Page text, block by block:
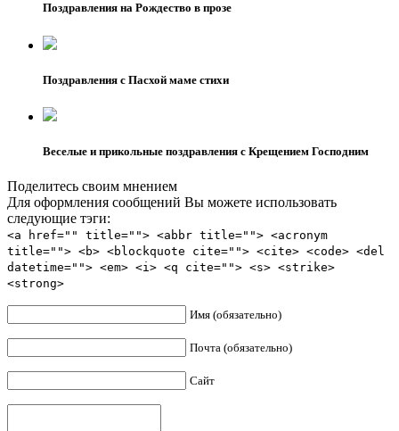
Поздравления на Рождество в прозе
Поздравления с Пасхой маме стихи
Веселые и прикольные поздравления с Крещением Господним
Поделитесь своим мнением
Для оформления сообщений Вы можете использовать
следующие тэги:
<a href="" title=""> <abbr title=""> <acronym
title=""> <b> <blockquote cite=""> <cite> <code> <del
datetime=""> <em> <i> <q cite=""> <s> <strike>
<strong>
Имя (обязательно)
Почта (обязательно)
Сайт